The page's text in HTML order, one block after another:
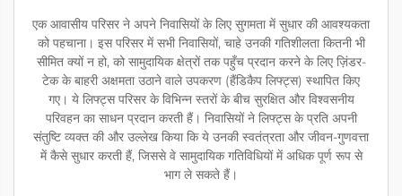
एक आवासीय परिसर ने अपने निवासियों के लिए सुगमता में सुधार की आवश्यकता
को पहचाना। इस परिसर में सभी निवासियों, चाहे उनकी गतिशीलता कितनी भी
सीमित क्यों न हो, को सामुदायिक क्षेत्रों तक पहुँच प्रदान करने के लिए ज़िंडर-
टेक के बाहरी अक्षमता उठाने वाले उपकरण (हैंडिकैप लिफ्ट्स) स्थापित किए
गए। ये लिफ्ट्स परिसर के विभिन्न स्तरों के बीच सुरक्षित और विश्वसनीय
परिवहन का साधन प्रदान करती हैं। निवासियों ने लिफ्ट्स के प्रति अपनी
संतुष्टि व्यक्त की और उल्लेख किया कि ये उनकी स्वतंत्रता और जीवन-गुणवत्ता
में कैसे सुधार करती हैं, जिससे वे सामुदायिक गतिविधियों में अधिक पूर्ण रूप से
भाग ले सकते हैं।